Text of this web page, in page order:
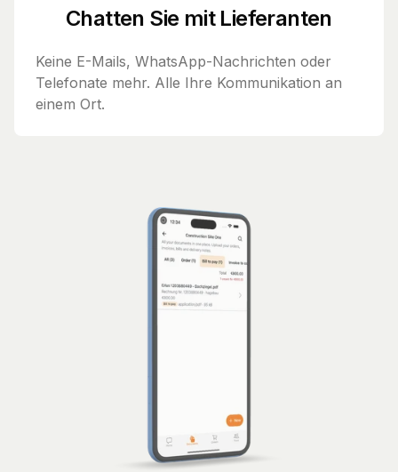
Chatten Sie mit Lieferanten
Keine E-Mails, WhatsApp-Nachrichten oder
Telefonate mehr. Alle Ihre Kommunikation an
einem Ort.